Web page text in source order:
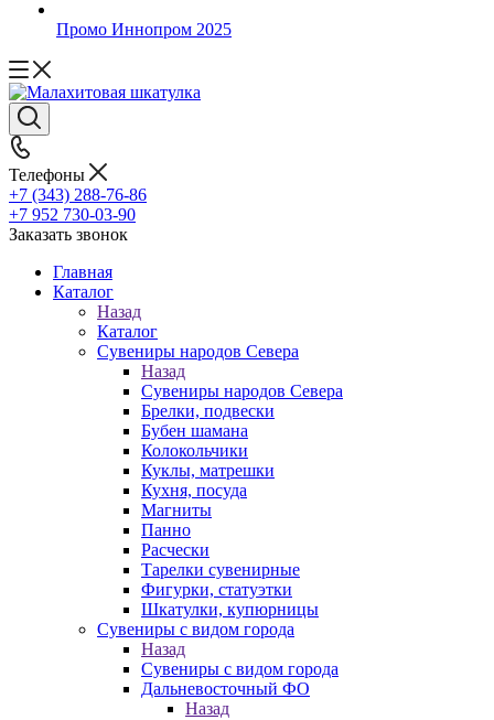
Промо Иннопром 2025
Телефоны
+7 (343) 288-76-86
+7 952 730-03-90
Заказать звонок
Главная
Каталог
Назад
Каталог
Сувениры народов Севера
Назад
Сувениры народов Севера
Брелки, подвески
Бубен шамана
Колокольчики
Куклы, матрешки
Кухня, посуда
Магниты
Панно
Расчески
Тарелки сувенирные
Фигурки, статуэтки
Шкатулки, купюрницы
Сувениры с видом города
Назад
Сувениры с видом города
Дальневосточный ФО
Назад